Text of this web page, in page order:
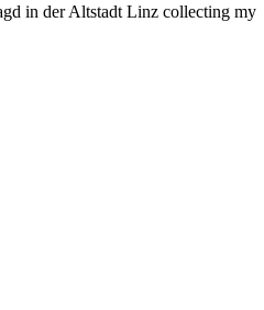
in der Altstadt Linz collecting my